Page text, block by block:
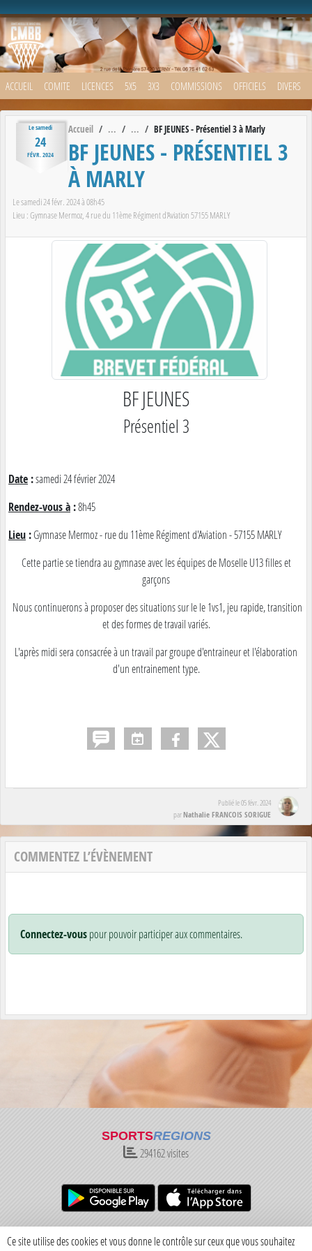
ACCUEIL COMITE LICENCES 5X5 3X3 COMMISSIONS OFFICIELS DIVERS
Lesamedi
24
FÉVR.2024
Accueil BF JEUNES - Présentiel 3 à Marly
BF JEUNES - PRÉSENTIEL 3
À MARLY
Lesamedi24févr. 2024à 08h45
Lieu :Gymnase Mermoz, 4 rue du 11ème Régiment d'Aviation 57155MARLY
BF JEUNES
Présentiel 3
Date :samedi 24 février 2024
Rendez-vous à :8h45
Lieu :Gymnase Mermoz - rue du 11ème Régiment d'Aviation - 57155 MARLY
Cette partie se tiendra au gymnase avec les équipes de Moselle U13 filles et
garçons
Nous continuerons à proposer des situations sur le le 1vs1, jeu rapide, transition
et des formes de travail variés.
L'après midi sera consacrée à un travail par groupe d'entraineur et l'élaboration
d'un entrainement type.
Publié le05 févr. 2024
parNathalie FRANCOIS SORIGUE
COMMENTEZ L’ÉVÈNEMENT
Connectez-vouspour pouvoir participer aux commentaires.
SPORTSREGIONS
294162visites
Charte cookies Gestion des cookies
Informations légales Signaler un contenu inapproprié
Ce site utilise des cookies et vous donne le contrôle sur ceux que vous souhaitez